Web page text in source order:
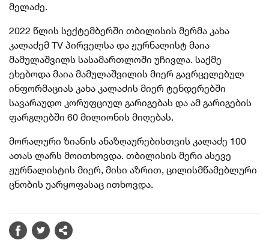
მელაძე.
2022 წლის სექტემბერში თბილისის მერმა კახა
კალაძემ TV პირველსა და ჟურნალისტ მაია
მამულაშვილს სასამართლოში უჩივლა. საქმე
ეხებოდა მაია მამულაშვილის მიერ გავრცელებულ
ინფორმაციას კახა კალაძის მიერ ტენდერებში
სავარაუდო კორუფციულ გარიგებას და ამ გარიგების
ფარგლებში 60 მილიონის მიღებას.
მორალური ზიანის ანაზღაურებისთვის კალაძე 100
ათას ლარს მოითხოვდა. თბილისის მერი ასევე
ჟურნალისტის მიერ, მისი აზრით, ცილისმწამებლური
ცნობის უარყოფასაც ითხოვდა.